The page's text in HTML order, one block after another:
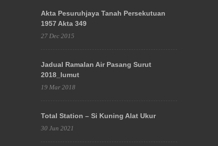
Akta Pesuruhjaya Tanah Persekutuan
1957 Akta 349
27 Dec 2015
Jadual Ramalan Air Pasang Surut
2018_lumut
19 Mar 2018
Total Station – Si Kuning Alat Ukur
30 Jun 2021